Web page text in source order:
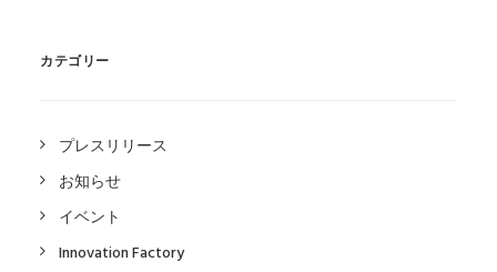
カテゴリー
プレスリリース
お知らせ
イベント
Innovation Factory